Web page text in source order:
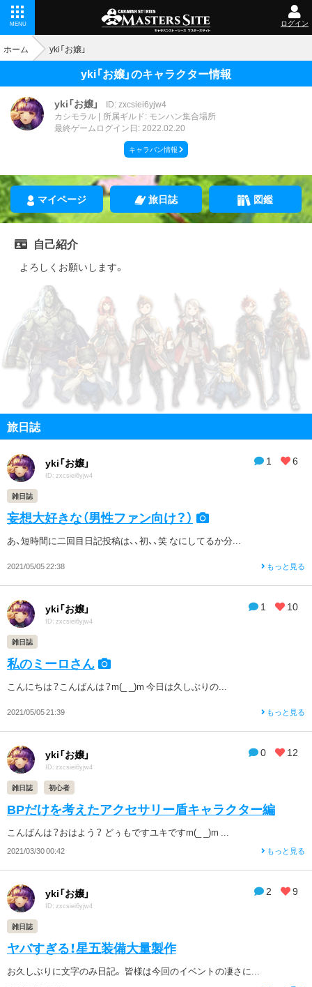
MENU ログイン
ホーム yki「お嬢」
yki「お嬢」のキャラクター情報
yki「お嬢」
ID: zxcsiei6yjw4
カシモラル
所属ギルド: モンハン集合場所
最終ゲームログイン日: 2022.02.20
キャラバン情報
マイページ 旅日誌 図鑑
自己紹介
よろしくお願いします。
旅日誌
1 6
yki「お嬢」
ID: zxcsiei6yjw4
雑日誌
妄想大好きな（男性ファン向け？）
あ、短時間に二回目日記投稿は、、初、、笑 なにしてるか分...
2021/05/05 22:38 もっと見る
1 10
yki「お嬢」
ID: zxcsiei6yjw4
雑日誌
私のミーロさん
こんにちは？こんばんは？m(_ _)m 今日は久しぶりの...
2021/05/05 21:39 もっと見る
0 12
yki「お嬢」
ID: zxcsiei6yjw4
雑日誌 初心者
BPだけを考えたアクセサリー盾キャラクター編
こんばんは？おはよう？ どぅもですユキですm(_ _)m ...
2021/03/30 00:42 もっと見る
2 9
yki「お嬢」
ID: zxcsiei6yjw4
雑日誌
ヤバすぎる！星五装備大量製作
お久しぶりに文字のみ日記。 皆様は今回のイベントの凄さに...